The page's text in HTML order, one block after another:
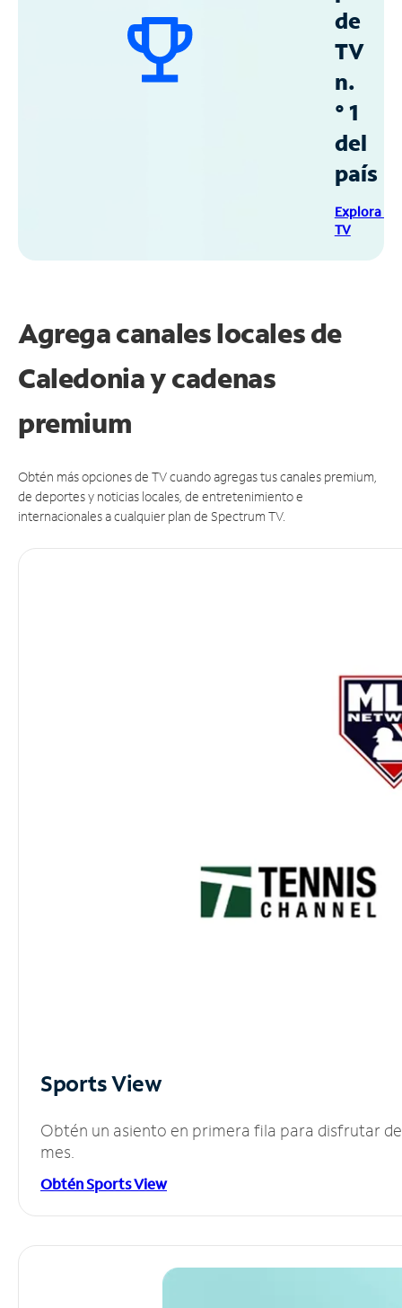
de
TV
n.
° 1
del
país
Explora
TV
Agrega canales locales de
Caledonia y cadenas
premium
Obtén más opciones de TV cuando agregas tus canales premium,
de deportes y noticias locales, de entretenimiento e
internacionales a cualquier plan de Spectrum TV.
Sports View
Obtén un asiento en primera fila para disfrutar
mes.
Obtén Sports View